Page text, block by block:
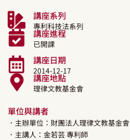
講座系列
專利科技法系列
講座進程
已開課
講座日期
2014-12-17
講座地點
理律文教基金會
單位與講者
．主辦單位：財團法人理律文教基金會
．主講人： 金若芸專利師